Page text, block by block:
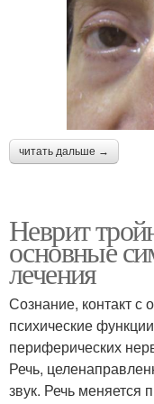
читать дальше →
Неврит
основные
лечения
Сознание, контакт
психические
периферических
Речь,
звук. Речь меняется